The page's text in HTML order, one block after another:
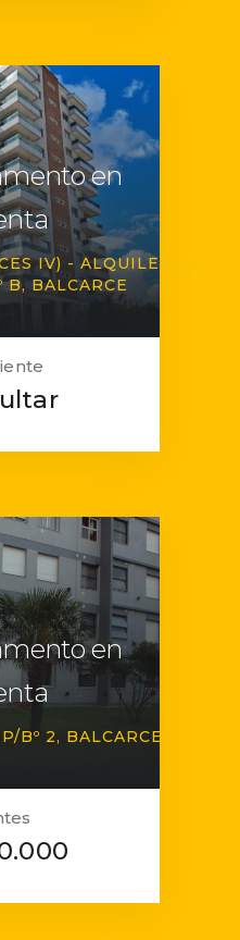
en
IV) - ALQUILER AL
B BALCARCE
en
Bº 2 BALCARCE